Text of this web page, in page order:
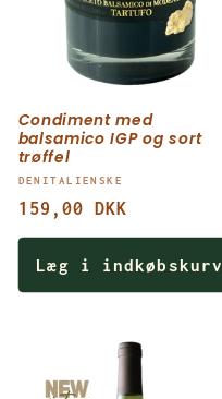
Condiment med
balsamico IGP og sort
trøffel
Forhandler:
DENITALIENSKE
Normalpris
159,00 DKK
Læg i indkøbskurv